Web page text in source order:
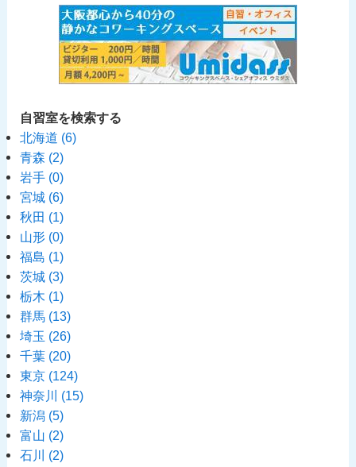
自習室を検索する
北海道 (6)
青森 (2)
岩手 (0)
宮城 (6)
秋田 (1)
山形 (0)
福島 (1)
茨城 (3)
栃木 (1)
群馬 (13)
埼玉 (26)
千葉 (20)
東京 (124)
神奈川 (15)
新潟 (5)
富山 (2)
石川 (2)